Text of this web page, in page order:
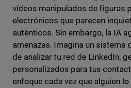
vídeos manipulados de figuras
electrónicos que parecen
auténticos. Sin embargo, la IA
amenazas. Imagina un sistema
de analizar tu red de LinkedIn,
personalizados para tus
enfoque cada vez que alguien